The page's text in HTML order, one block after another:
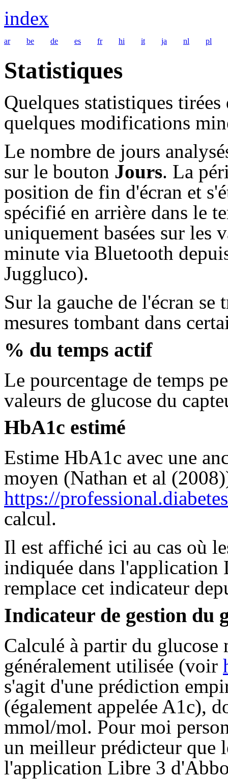
index
ar be de es fr hi it ja nl pl
Statistiques
Quelques statistiques
quelques modifications
Le nombre de jours
sur le bouton Jours. La
position de fin d'écran et
spécifié en arrière dans le
uniquement basées sur les
minute via Bluetooth
Juggluco).
Sur la gauche de l'écran se
mesures tombant dans
% du temps actif
Le pourcentage de temps
valeurs de glucose du
HbA1c estimé
Estime HbA1c avec une
moyen (Nathan et al
https://
calcul.
Il est affiché ici au cas où
indiquée dans
remplace cet indicateur
Indicateur de gestion du
Calculé à partir du glucose
généralement utilisée (voir
s'agit d'une prédiction
(également appelée A1c),
mmol/mol. Pour moi
un meilleur prédicteur que
l'application Libre 3